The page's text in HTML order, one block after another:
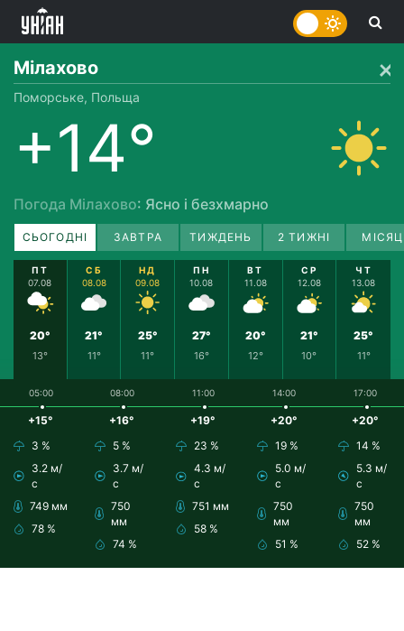
Мілахово
Поморське, Польща
+14°
Погода Мілахово: Ясно і безхмарно
СЬОГОДНІ ЗАВТРА ТИЖДЕНЬ 2 ТИЖНІ
ПТ
07.08
20°
13°
СБ
08.08
21°
11°
НД
09.08
25°
11°
ПН
10.08
27°
16°
ВТ
11.08
20°
12°
СР
12.08
21°
10°
ЧТ
13.08
25°
11°
05:00
+15°
3 %
3.2 м/
с
749 мм
78 %
08:00
+16°
5 %
3.7 м/
с
750
мм
74 %
11:00
+19°
23 %
4.3 м/
с
751 мм
58 %
14:00
+20°
19 %
5.0 м/
с
750
мм
51 %
17:00
+20°
14 %
5.3 м/
с
750
мм
52 %